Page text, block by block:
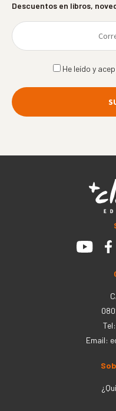
Descuentos en libros,
He leído y
Email: